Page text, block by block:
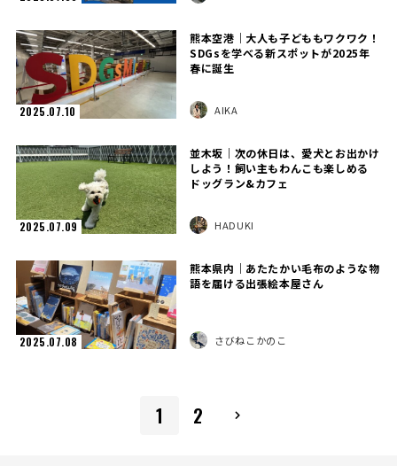
2025.07.10
熊本空港｜大人も子どももワクワク！
SDGsを学べる新スポットが2025年
春に誕生
AIKA
2025.07.09
並木坂｜次の休日は、愛犬とお出かけ
しよう！飼い主もわんこも楽しめる
ドッグラン&カフェ
HADUKI
2025.07.08
熊本県内｜あたたかい毛布のような物
語を届ける出張絵本屋さん
さびねこかのこ
1 2